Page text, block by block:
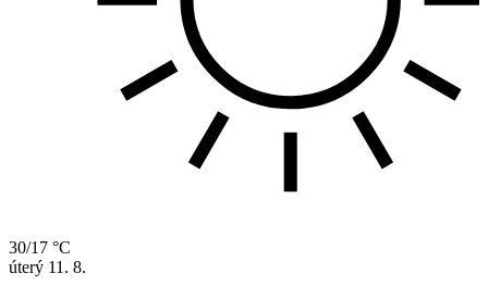
30/17 °C
úterý 11. 8.